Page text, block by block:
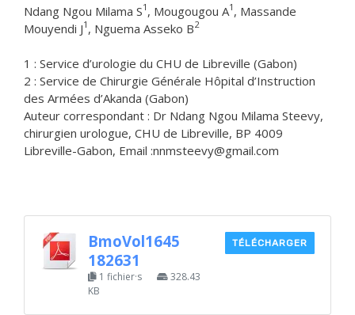
Ndang Ngou Milama S1 , Mougougou A1 , Massande
Mouyendi J1 , Nguema Asseko B2
1 : Service d’urologie du CHU de Libreville (Gabon)
2 : Service de Chirurgie Générale Hôpital d’Instruction
des Armées d’Akanda (Gabon)
Auteur correspondant : Dr Ndang Ngou Milama Steevy,
chirurgien urologue, CHU de Libreville, BP 4009
Libreville-Gabon, Email :nnmsteevy@gmail.com
BmoVol1645
182631
1 fichier·s
328.43
KB
TÉLÉCHARGER